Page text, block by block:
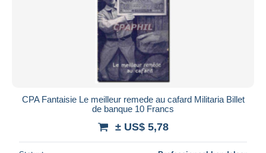
CPA Fantaisie Le meilleur remede au cafard Militaria Billet
de banque 10 Francs
± US$ 5,78